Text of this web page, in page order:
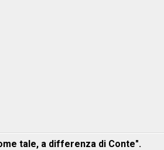
tale, a differenza di Conte".